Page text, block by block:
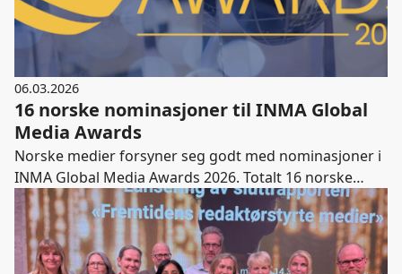
06.03.2026
16 norske nominasjoner til INMA Global
Media Awards
Norske medier forsyner seg godt med nominasjoner i
INMA Global Media Awards 2026. Totalt 16 norske
prosjekter er med i kampen om de gjeve prisene.
INMA Global Media Awards regnes som
«verdensmesterskapet» for mediebransjen, og årets
konkurranse hadde rekordmange 960 bidrag fra 46